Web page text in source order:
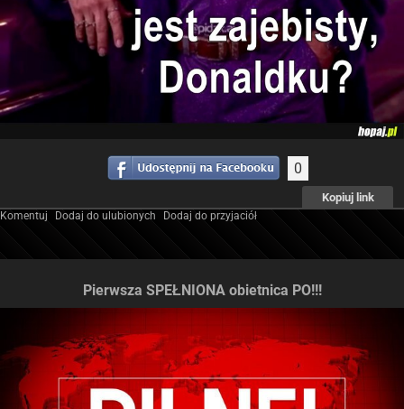
0
Kopiuj link
Komentuj Dodaj do ulubionych Dodaj do przyjaciół
Pierwsza SPEŁNIONA obietnica PO!!!